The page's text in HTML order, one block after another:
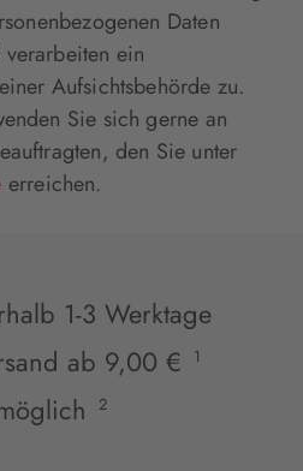
Daten
ein
Aufsichtsbehörde zu.
Sie sich gerne an
den Sie unter
erreichen.
1-3 Werktage
ab 9,00 €
1
2